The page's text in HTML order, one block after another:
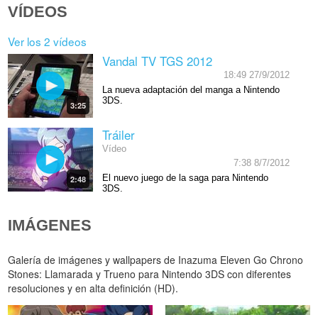
VÍDEOS
Ver los 2 vídeos
3:25
Vandal TV TGS 2012
18:49 27/9/2012
La nueva adaptación del manga a Nintendo
3DS.
2:48
Tráiler
Vídeo
7:38 8/7/2012
El nuevo juego de la saga para Nintendo
3DS.
IMÁGENES
Galería de imágenes y wallpapers de Inazuma Eleven Go Chrono
Stones: Llamarada y Trueno para Nintendo 3DS con diferentes
resoluciones y en alta definición (HD).